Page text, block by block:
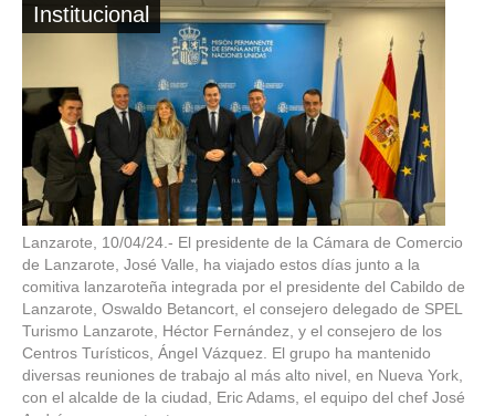
Institucional
Lanzarote, 10/04/24.- El presidente de la Cámara de Comercio
de Lanzarote, José Valle, ha viajado estos días junto a la
comitiva lanzaroteña integrada por el presidente del Cabildo de
Lanzarote, Oswaldo Betancort, el consejero delegado de SPEL
Turismo Lanzarote, Héctor Fernández, y el consejero de los
Centros Turísticos, Ángel Vázquez. El grupo ha mantenido
diversas reuniones de trabajo al más alto nivel, en Nueva York,
con el alcalde de la ciudad, Eric Adams, el equipo del chef José